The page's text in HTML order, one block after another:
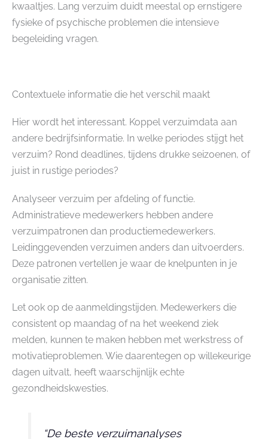
kwaaltjes. Lang verzuim duidt meestal op ernstigere
fysieke of psychische problemen die intensieve
begeleiding vragen.
Contextuele informatie die het verschil maakt
Hier wordt het interessant. Koppel verzuimdata aan
andere bedrijfsinformatie. In welke periodes stijgt het
verzuim? Rond deadlines, tijdens drukke seizoenen, of
juist in rustige periodes?
Analyseer verzuim per afdeling of functie.
Administratieve medewerkers hebben andere
verzuimpatronen dan productiemedewerkers.
Leidinggevenden verzuimen anders dan uitvoerders.
Deze patronen vertellen je waar de knelpunten in je
organisatie zitten.
Let ook op de aanmeldingstijden. Medewerkers die
consistent op maandag of na het weekend ziek
melden, kunnen te maken hebben met werkstress of
motivatieproblemen. Wie daarentegen op willekeurige
dagen uitvalt, heeft waarschijnlijk echte
gezondheidskwesties.
“De beste verzuimanalyses